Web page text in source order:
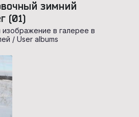
зимний
(01)
изображение в галерее в
/ User albums